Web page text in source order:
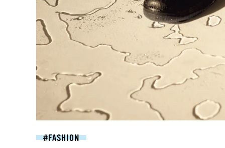
FASHION